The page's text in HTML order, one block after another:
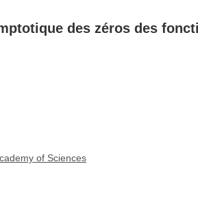
des zéros des
of Sciences